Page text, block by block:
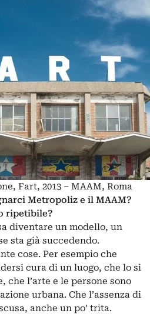
Fart, 2013 – MAAM, Roma
Metropoliz e il MAAM?
ripetibile?
diventare un modello, un
sta già succedendo.
cose. Per esempio che
cura di un luogo, che lo si
che l’arte e le persone sono
urbana. Che l’assenza di
anche un po’ trita.